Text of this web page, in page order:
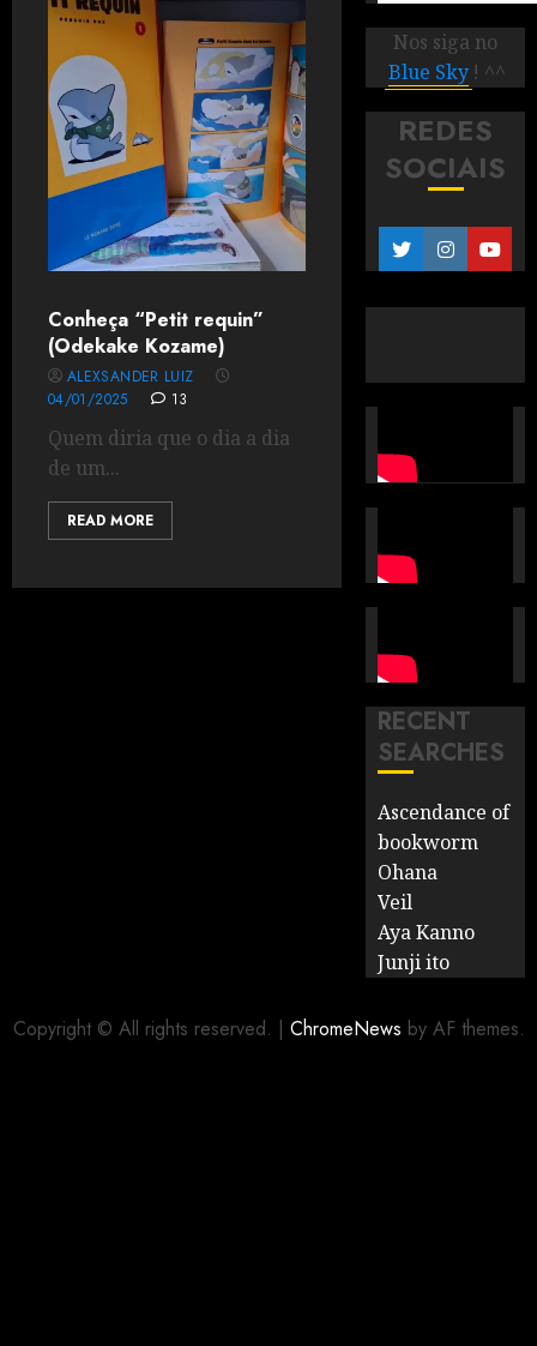
Conheça “Petit requin”
(Odekake Kozame)
ALEXSANDER LUIZ
04/01/2025
13
Quem diria que o dia a dia
de um...
READ MORE
Nos siga no
Blue Sky ! ^^
REDES
SOCIAIS
RECENT
SEARCHES
Ascendance of
bookworm
Ohana
Veil
Aya Kanno
Junji ito
Copyright © All rights reserved. | ChromeNews by AF themes.